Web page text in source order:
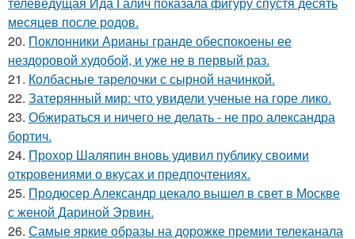
месяцев после родов.
20. Поклонники Арианы гранде обеспокоены ее
нездоровой худобой, и уже не в первый раз.
21. Колбасные тарелочки с сырной начинкой.
22. Затерянный мир: что увидели ученые на горе лико.
23. Обжираться и ничего не делать - не про александра
бортич.
24. Прохор Шаляпин вновь удивил публику своими
откровениями о вкусах и предпочтениях.
25. Продюсер Александр цекало вышел в свет в Москве
с женой Дариной Эрвин.
26. Самые яркие образы на дорожке премии телеканала